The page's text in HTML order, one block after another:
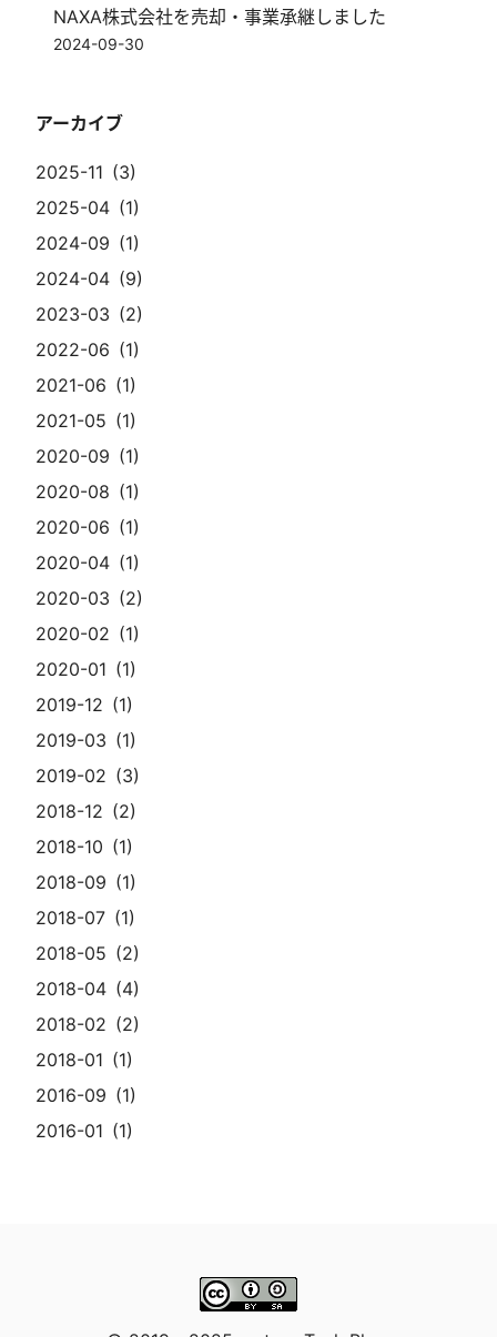
NAXA株式会社を売却・事業承継しました
2024-09-30
アーカイブ
2025-11
3
2025-04
1
2024-09
1
2024-04
9
2023-03
2
2022-06
1
2021-06
1
2021-05
1
2020-09
1
2020-08
1
2020-06
1
2020-04
1
2020-03
2
2020-02
1
2020-01
1
2019-12
1
2019-03
1
2019-02
3
2018-12
2
2018-10
1
2018-09
1
2018-07
1
2018-05
2
2018-04
4
2018-02
2
2018-01
1
2016-09
1
2016-01
1